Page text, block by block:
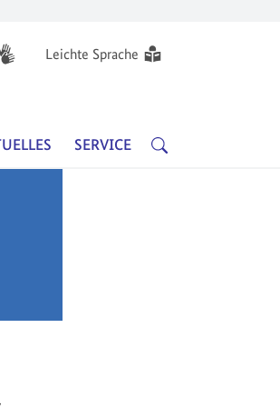
Leichte Sprache
SERVICE SUCHE